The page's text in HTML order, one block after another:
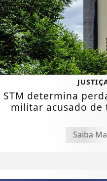
STM determina
militar acusado
Saiba